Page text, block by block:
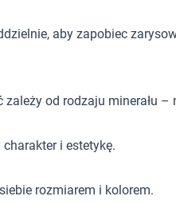
aby zapobiec
od rodzaju minerału
i estetykę.
rozmiarem i kolorem.